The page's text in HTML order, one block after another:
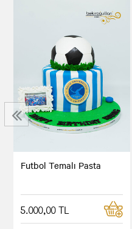
Futbol Temalı Pasta
5.000,00 TL
‹